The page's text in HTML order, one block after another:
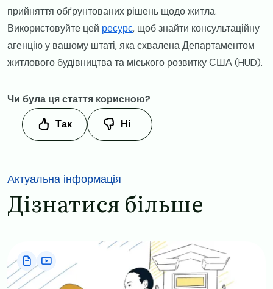
прийняття обґрунтованих рішень щодо житла.
Використовуйте цей ресурс, щоб знайти консультаційну
агенцію у вашому штаті, яка схвалена Департаментом
житлового будівництва та міського розвитку США (HUD).
Чи була ця стаття корисною?
Так
Ні
Актуальна інформація
Дізнатися більше